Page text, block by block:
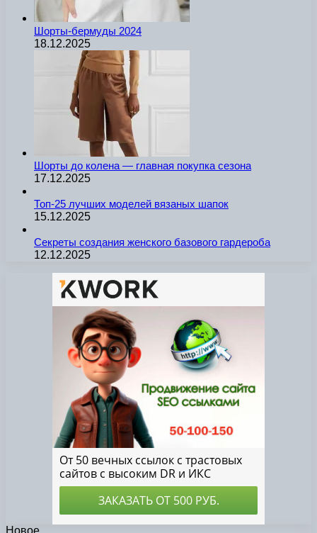
Шорты-бермуды 2024
18.12.2025
Шорты до колена — главная покупка сезона
17.12.2025
Топ-25 лучших моделей вязаных шапок
15.12.2025
Секреты создания женского базового гардероба
12.12.2025
Новое